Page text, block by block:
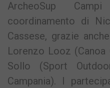
ArcheoSup
coordinamento di
Cassese, grazie
Lorenzo Looz
Sollo (Sport
Campania). I